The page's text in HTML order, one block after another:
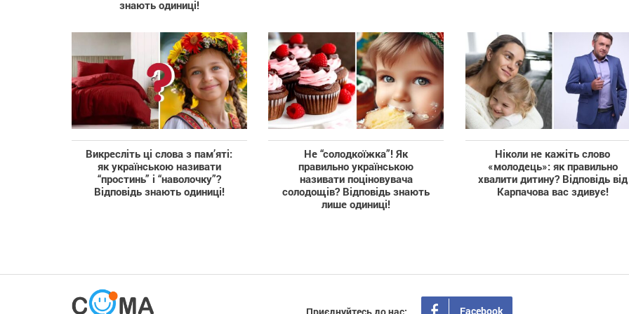
знають одиниці!
Викресліть ці слова з пам’яті:
як українською називати
“простинь” і “наволочку”?
Відповідь знають одиниці!
Не “солодкоїжка”! Як
правильно українською
називати поціновувача
солодощів? Відповідь знають
лише одиниці!
Ніколи не кажіть слово
«молодець»: як правильно
хвалити дитину? Відповідь від
Карпачова вас здивує!
Facebook